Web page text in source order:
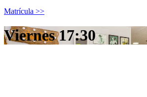
Matrícula >>
Viernes 17:30